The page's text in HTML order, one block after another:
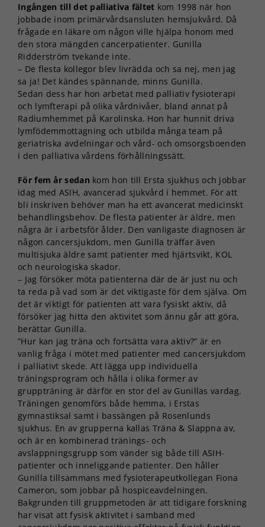
Ingången till det palliativa fältet kom 1998 när hon
jobbade inom primärvårdsansluten hemsjukvård. Då
frågade en läkare om någon ville hjälpa honom med
den stora mängden cancerpatienter. Gunilla
Ridderström tvekande inte.
– De flesta kollegor blev livrädda och sa nej, men jag
sa ja! Det kändes spännande, minns Gunilla.
Sedan dess har hon arbetat med palliativ fysioterapi
och lymfterapi på olika vårdnivåer, bland annat på
Radiumhemmet på Karolinska. Hon har hunnit driva
lymfödemmottagning och utbilda många team på
geriatriska avdelningar och vård- och omsorgsboenden
i den palliativa vårdens förhållningssätt.
För fem år sedan kom hon till Ersta sjukhus och jobbar
idag med ASIH, avancerad sjukvård i hemmet. För att
bli inskriven behöver man ha ett avancerat medicinskt
behandlingsbehov. De flesta patienter är äldre, men
några är i arbetsför ålder. Den vanligaste diagnosen är
någon cancersjukdom, men Gunilla träffar även
multisjuka äldre samt patienter med hjärtsvikt, KOL
och neurologiska skador.
– Jag försöker möta patienterna där de är just nu och
ta reda på vad som är det viktigaste för dem själva. Om
det är viktigt för patienten att vara fysiskt aktiv, då
försöker jag hitta den aktivitet som ännu går att göra,
berättar Gunilla.
”Hur kan jag träna och fortsätta vara aktiv?” är en
vanlig fråga i mötet med patienter med cancersjukdom
i palliativt skede. Att lägga upp individuella
träningsprogram och hålla i olika former av
gruppträning är därför en stor del av Gunillas vardag.
Träningen genomförs både hemma, i Erstas
gymnastiksal samt i bassängen på Rosenlunds
sjukhus. En av grupperna kallas Träna & Slappna av,
och är en kombinerad tränings- och
avslappningsgrupp som vänder sig både till ASIH-
patienter och inneliggande patienter. Den håller
Gunilla tillsammans med fysioterapeutkollegan Fiona
Cameron, som jobbar på hospiceavdelningen.
Bakgrunden till gruppmetoden är att tidigare forskning
har visat att fysisk aktivitet i samband med